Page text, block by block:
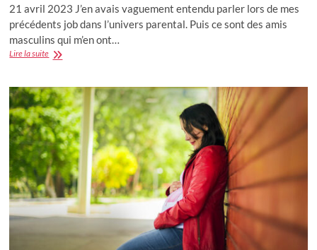
21 avril 2023 J’en avais vaguement entendu parler lors de mes
précédents job dans l’univers parental. Puis ce sont des amis
masculins qui m’en ont…
Lire la suiteTémoignage
faire
de
l’haptonomie
?